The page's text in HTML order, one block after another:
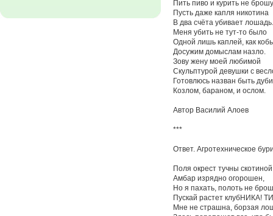
Пить пиво и курить не
Пусть даже капля никотина
В два счёта убивает лошадь.
Меня убить не тут-то было
Одной лишь каплей, как
Досужим домыслам назло.
Зову жену моей любимой
Скульптурой девушки с
Готовлюсь назван быть
Козлом, бараном, и ослом.
Автор Василий Алоев
***
Ответ. Агротехническое
Поля окрест тучны
Амбар изрядно огорошен,
Но я пахать, полоть не
Пускай растет клубНИКА!
Мне не страшна, борзая